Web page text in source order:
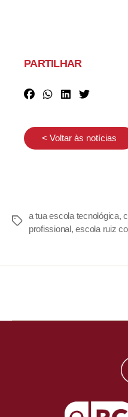
PARTILHAR
< Voltar às notícias
a tua escola tecnológica,
profissional,escola ruiz